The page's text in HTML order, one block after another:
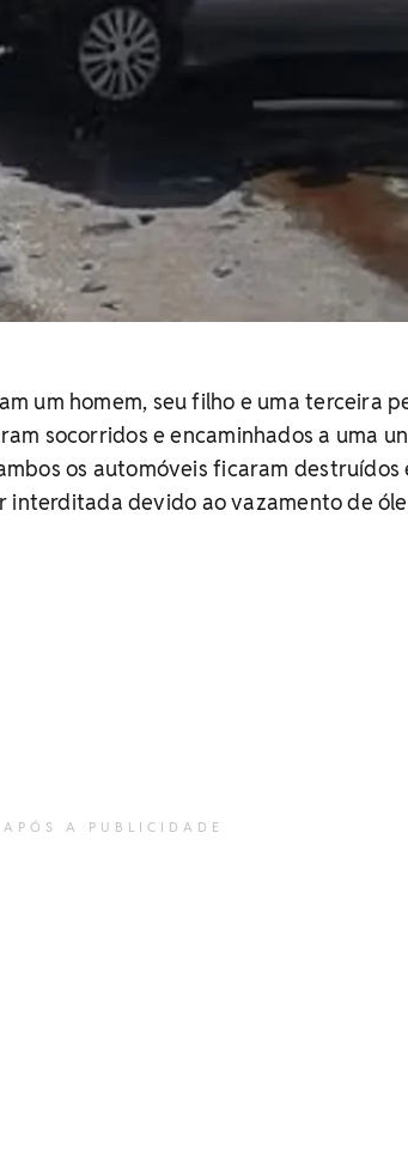
um homem, seu filho e uma terceira
socorridos e encaminhados a uma
os automóveis ficaram destruídos
interditada devido ao vazamento de
A PUBLICIDADE